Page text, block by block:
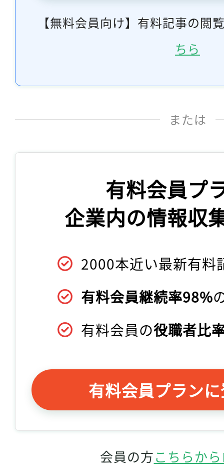
【無料会員向け】有料記事の閲
ちら
または
有料会員プ
企業内の情報収
2000本近い最新有料
有料会員継続率98%
有料会員の役職者比
有料会員プラン
会員の方こちらか